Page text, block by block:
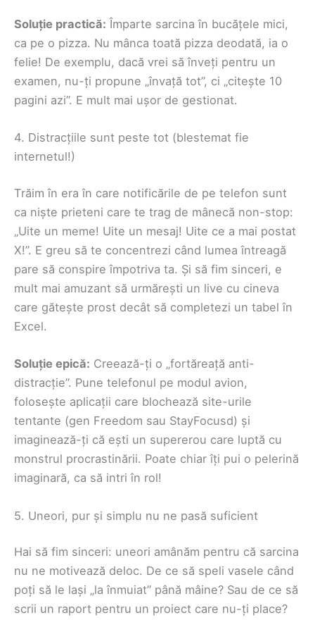
Soluție practică: Împarte sarcina în bucățele mici,
ca pe o pizza. Nu mânca toată pizza deodată, ia o
felie! De exemplu, dacă vrei să înveți pentru un
examen, nu-ți propune „învață tot”, ci „citește 10
pagini azi”. E mult mai ușor de gestionat.
4. Distracțiile sunt peste tot (blestemat fie
internetul!)
Trăim în era în care notificările de pe telefon sunt
ca niște prieteni care te trag de mânecă non-stop:
„Uite un meme! Uite un mesaj! Uite ce a mai postat
X!”. E greu să te concentrezi când lumea întreagă
pare să conspire împotriva ta. Și să fim sinceri, e
mult mai amuzant să urmărești un live cu cineva
care gătește prost decât să completezi un tabel în
Excel.
Soluție epică: Creează-ți o „fortăreață anti-
distracție”. Pune telefonul pe modul avion,
folosește aplicații care blochează site-urile
tentante (gen Freedom sau StayFocusd) și
imaginează-ți că ești un supererou care luptă cu
monstrul procrastinării. Poate chiar îți pui o pelerină
imaginară, ca să intri în rol!
5. Uneori, pur și simplu nu ne pasă suficient
Hai să fim sinceri: uneori amânăm pentru că sarcina
nu ne motivează deloc. De ce să speli vasele când
poți să le lași „la înmuiat” până mâine? Sau de ce să
scrii un raport pentru un proiect care nu-ți place?